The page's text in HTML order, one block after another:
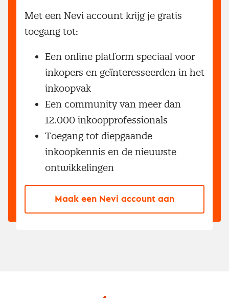
Met een Nevi account krijg je gratis
toegang tot:
Een online platform speciaal voor
inkopers en geïnteresseerden in het
inkoopvak
Een community van meer dan
12.000 inkoopprofessionals
Toegang tot diepgaande
inkoopkennis en de nieuwste
ontwikkelingen
Maak een Nevi account aan